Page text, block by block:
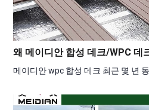
왜 메이디안 합성 데크/WPC 데
메이디안 wpc 합성 데크 최근 몇 년